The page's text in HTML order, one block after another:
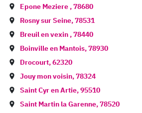
Epone Meziere ,78680
Rosny sur Seine,78531
Breuil en vexin ,78440
Boinville en Mantois,78930
Drocourt,62320
Jouy mon voisin,78324
Saint Cyr en Artie,95510
Saint Martin la Garenne,78520